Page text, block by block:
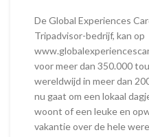
De Global Experiences
Tripadvisor-bedrijf, kan op
voor meer dan 350.000
wereldwijd in meer dan
nu gaat om een lokaal
woont of een leuke en
vakantie over de hele